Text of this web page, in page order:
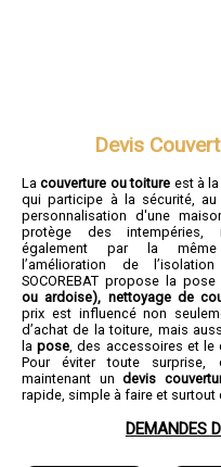
Devis
Lacouverture ou toiture est à
qui participe à la sécurité,
personnalisation d'une
protège des intempéries,
également par la
l’amélioration de
SOCOREBAT propose la
ou ardoise), nettoyage de
prix est influencé non
d’achat de la toiture, mais
lapose, des accessoires et le
Pour éviter toute surprise,
maintenant undevis
rapide, simple à faire et surtout
DEMANDES